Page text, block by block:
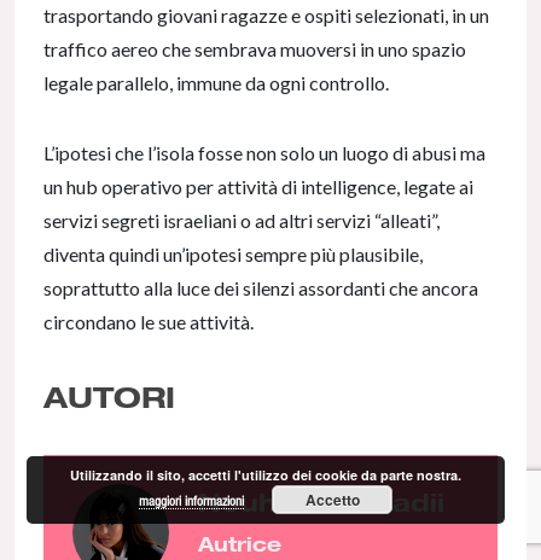
trasportando giovani ragazze e ospiti selezionati, in un
traffico aereo che sembrava muoversi in uno spazio
legale parallelo, immune da ogni controllo.
L’ipotesi che l’isola fosse non solo un luogo di abusi ma
un hub operativo per attività di intelligence, legate ai
servizi segreti israeliani o ad altri servizi “alleati”,
diventa quindi un’ipotesi sempre più plausibile,
soprattutto alla luce dei silenzi assordanti che ancora
circondano le sue attività.
AUTORI
Nouhaila El Badii
Autrice
Utilizzando il sito, accetti l'utilizzo dei cookie da parte nostra.
maggiori informazioni Accetto